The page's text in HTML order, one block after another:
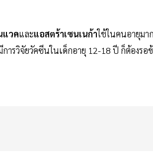
แวคและแอสตร้าเซนเนก้าใช้ในคนอายุมา
ารวิจัยวัคซีนในเด็กอายุ 12-18 ปี ก็ต้องร